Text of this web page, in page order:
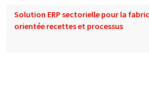
Solution ERP sectorielle pour la
orientée recettes et processus